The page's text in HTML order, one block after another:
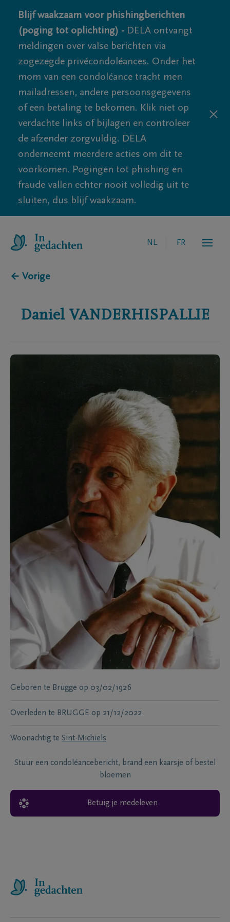
Blijf waakzaam voor phishingberichten
(poging tot oplichting) - DELA ontvangt
meldingen over valse berichten via
zogezegde privécondoléances. Onder het
mom van een condoléance tracht men
mailadressen, andere persoonsgegevens
of een betaling te bekomen. Klik niet op
verdachte links of bijlagen en controleer
de afzender zorgvuldig. DELA
onderneemt meerdere acties om dit te
voorkomen. Pogingen tot phishing en
fraude vallen echter nooit volledig uit te
sluiten, dus blijf waakzaam.
NL FR
← Vorige
Daniel VANDERHISPALLIE
Geboren te Brugge op 03/02/1926
Overleden te BRUGGE op 21/12/2022
Woonachtig te Sint-Michiels
Stuur een condoléancebericht, brand een kaarsje of bestel
bloemen
Betuig je medeleven